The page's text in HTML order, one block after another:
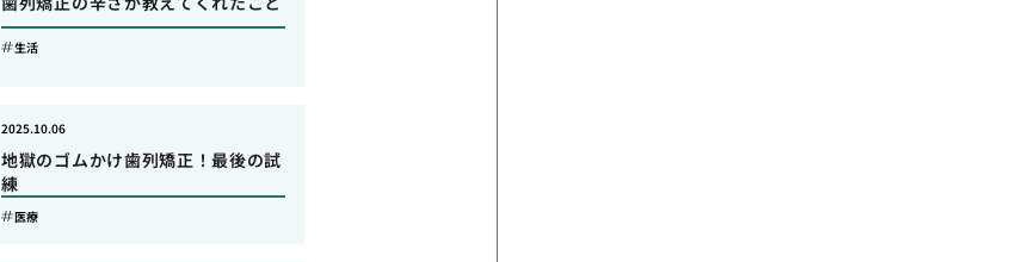
生活
地獄のゴムかけ歯列矯正！最後の試
練
2025.10.06
医療